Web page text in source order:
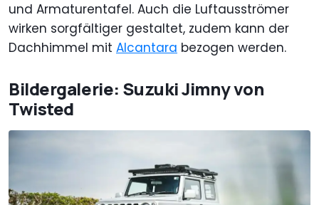
und Armaturentafel. Auch die Luftausströmer
wirken sorgfältiger gestaltet, zudem kann der
Dachhimmel mit Alcantara bezogen werden.
Bildergalerie: Suzuki Jimny von
Twisted